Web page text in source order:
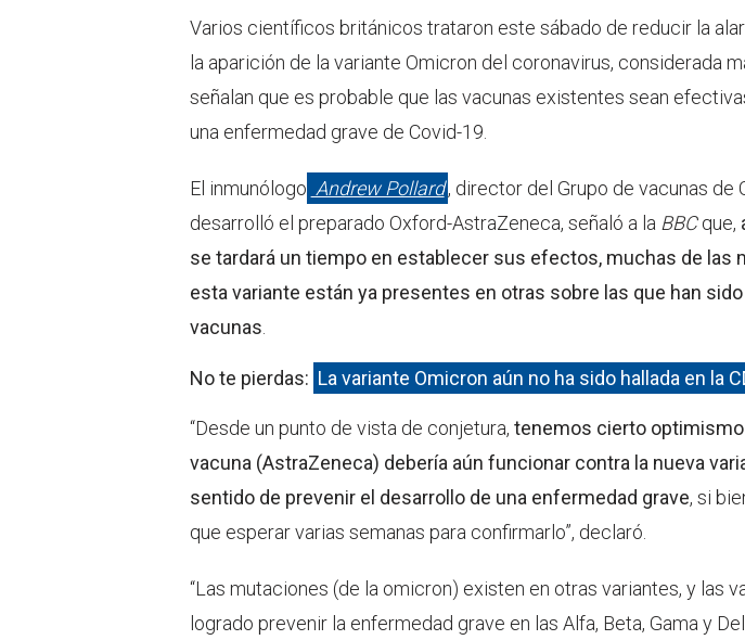
Varios científicos británicos trataron este sábado de reducir la
la aparición de la variante Omicron del coronavirus, considerada
señalan que es probable que las vacunas existentes sean
una enfermedad grave de Covid-19.
El inmunólogo Andrew Pollard, director del Grupo de vacunas de
desarrolló el preparado Oxford-AstraZeneca, señaló a la BBCque,
se tardará un tiempo en establecer sus efectos, muchas de las
esta variante están ya presentes en otras sobre las que han
vacunas
No te pierdas: La variante Omicron aún no ha sido hallada en la
“Desde un punto de vista de conjetura, tenemos cierto optimismo
vacuna (AstraZeneca) debería aún funcionar contra la nueva
sentido de prevenir el desarrollo de una enfermedad grave, si
que esperar varias semanas para confirmarlo”, declaró.
“Las mutaciones (de la omicron) existen en otras variantes, y las
logrado prevenir la enfermedad grave en las Alfa, Beta, Gama y